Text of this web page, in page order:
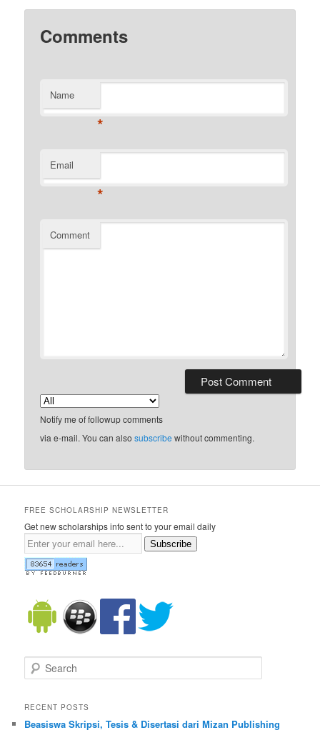
Comments
Name
*
Email
*
Comment
Notify me of followup comments
via e-mail. You can alsosubscribe without commenting.
FREE SCHOLARSHIP NEWSLETTER
Get new scholarships info sent to your email daily
Subscribe
Search
RECENT POSTS
Beasiswa Skripsi, Tesis & Disertasi dari Mizan Publishing